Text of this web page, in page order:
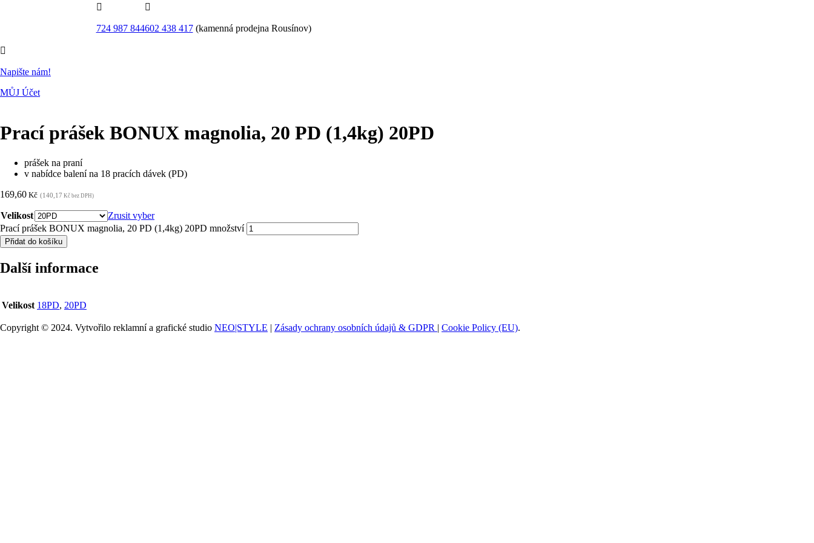

724 987 844

602 438 417(kamenná prodejna Rousínov)

Napište nám!
MŮJ Účet
Prací prášek BONUX magnolia, 20 PD (1,4kg) 20PD
prášek na praní
v nabídce balení na 18 pracích dávek (PD)
169,60 Kč (140,17 Kč bez DPH)
Velikost
Zrusit vyber
Prací prášek BONUX magnolia, 20 PD (1,4kg) 20PD množství
Přidat do košíku
Další informace
Velikost 18PD, 20PD
Copyright © 2024. Vytvořilo reklamní a grafické studio NEO|STYLE | Zásady ochrany osobních údajů & GDPR | Cookie Policy (EU).